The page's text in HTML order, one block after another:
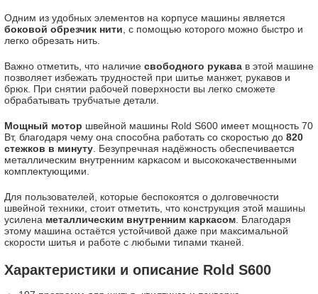
Одним из удобных элементов на корпусе машины является
боковой обрезчик нити , с помощью которого можно быстро и
легко обрезать нить.
Важно отметить, что наличие свободного рукава в этой машине
позволяет избежать трудностей при шитье манжет, рукавов и
брюк. При снятии рабочей поверхности вы легко сможете
обрабатывать трубчатые детали.
Мощный мотор швейной машины Rold S600 имеет мощность 70
Вт, благодаря чему она способна работать со скоростью до 820
стежков в минуту . Безупречная надёжность обеспечивается
металлическим внутренним каркасом и высококачественными
комплектующими.
Для пользователей, которые беспокоятся о долговечности
швейной техники, стоит отметить, что конструкция этой машины
усилена металлическим внутренним каркасом . Благодаря
этому машина остаётся устойчивой даже при максимальной
скорости шитья и работе с любыми типами тканей.
Характеристики и описание Rold S600